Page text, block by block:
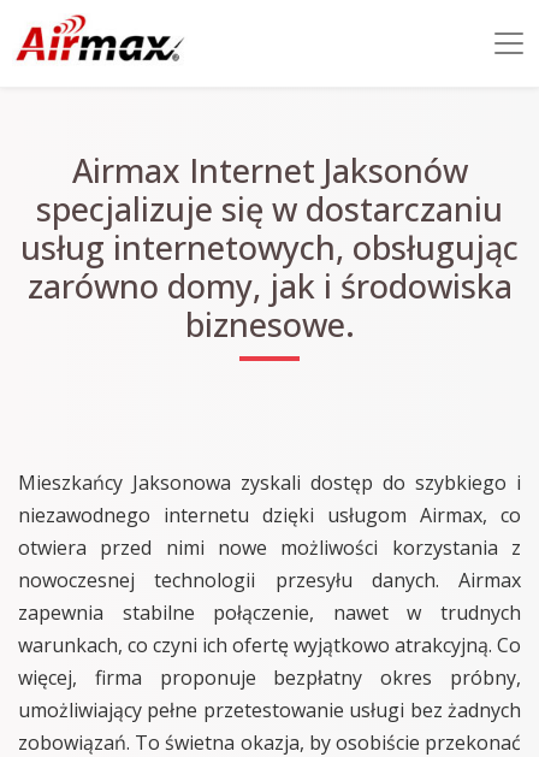
Airmax Internet Jaksonów
specjalizuje się w dostarczaniu
usług internetowych, obsługując
zarówno domy, jak i środowiska
biznesowe.
Mieszkańcy Jaksonowa zyskali dostęp do szybkiego i
niezawodnego internetu dzięki usługom Airmax, co
otwiera przed nimi nowe możliwości korzystania z
nowoczesnej technologii przesyłu danych. Airmax
zapewnia stabilne połączenie, nawet w trudnych
warunkach, co czyni ich ofertę wyjątkowo atrakcyjną. Co
więcej, firma proponuje bezpłatny okres próbny,
umożliwiający pełne przetestowanie usługi bez żadnych
zobowiązań. To świetna okazja, by osobiście przekonać